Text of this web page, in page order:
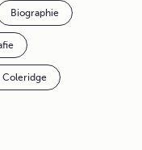
Biographie
Coleridge